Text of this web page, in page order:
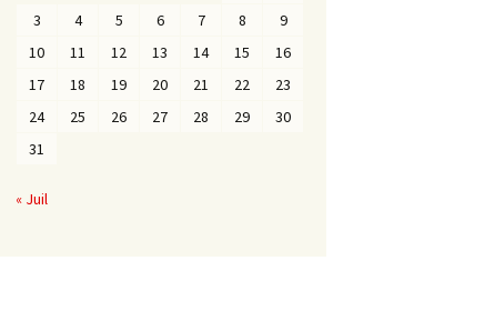
3
4 5 6 7 8
9
10
11 12 13 14 15
16
17
18 19 20 21 22
23
24
25 26 27 28 29
30
31
« Juil